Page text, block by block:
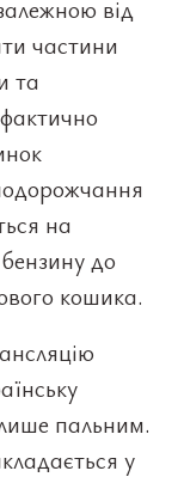
від
частини
та
на
до
кошика.
пальним.
у